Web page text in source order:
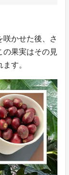
咲かせた後、さ
の果実はその見
す。